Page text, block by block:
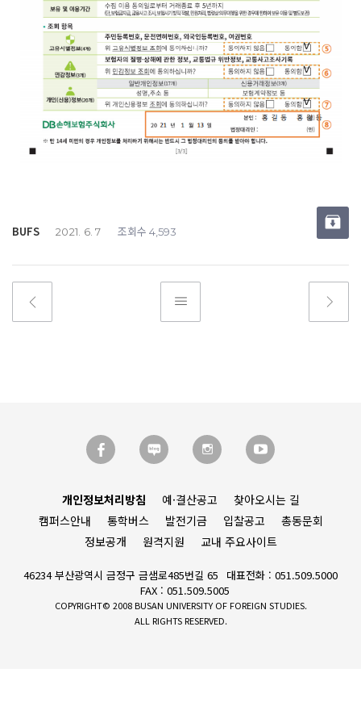
BUFS 2021. 6. 7 조회수 4,593
개인정보처리방침 예·결산공고
찾아오시는 길
캠퍼스안내
통학버스 발전기금 입찰공고
총동문회
정보공개
원격지원 교내 주요사이트
46234 부산광역시 금정구 금샘로485번길 65
대표전화 : 051.509.5000
FAX : 051.509.5005
COPYRIGHT© 2008 BUSAN UNIVERSITY OF FOREIGN STUDIES.
ALL RIGHTS RESERVED.